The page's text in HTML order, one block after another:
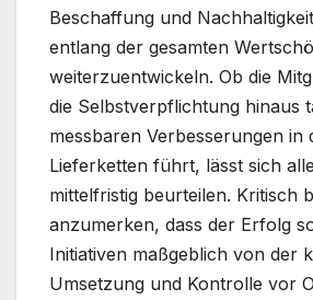
Beschaffung und
entlang der gesamten
weiterzuentwickeln. Ob die
die Selbstverpflichtung hinaus
messbaren Verbesserungen in
Lieferketten führt, lässt sich
mittelfristig beurteilen. Kritisch
anzumerken, dass der Erfolg
Initiativen maßgeblich von der
Umsetzung und Kontrolle vor